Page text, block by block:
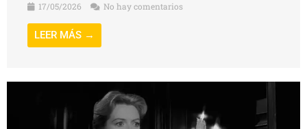
17/05/2026
No hay comentarios
LEER MÁS →